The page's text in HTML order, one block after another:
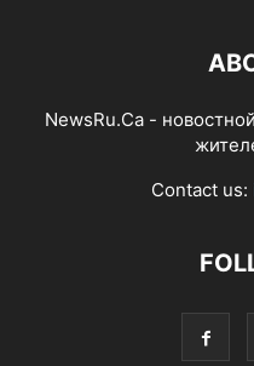
NewsRu.Ca -
Contact us: